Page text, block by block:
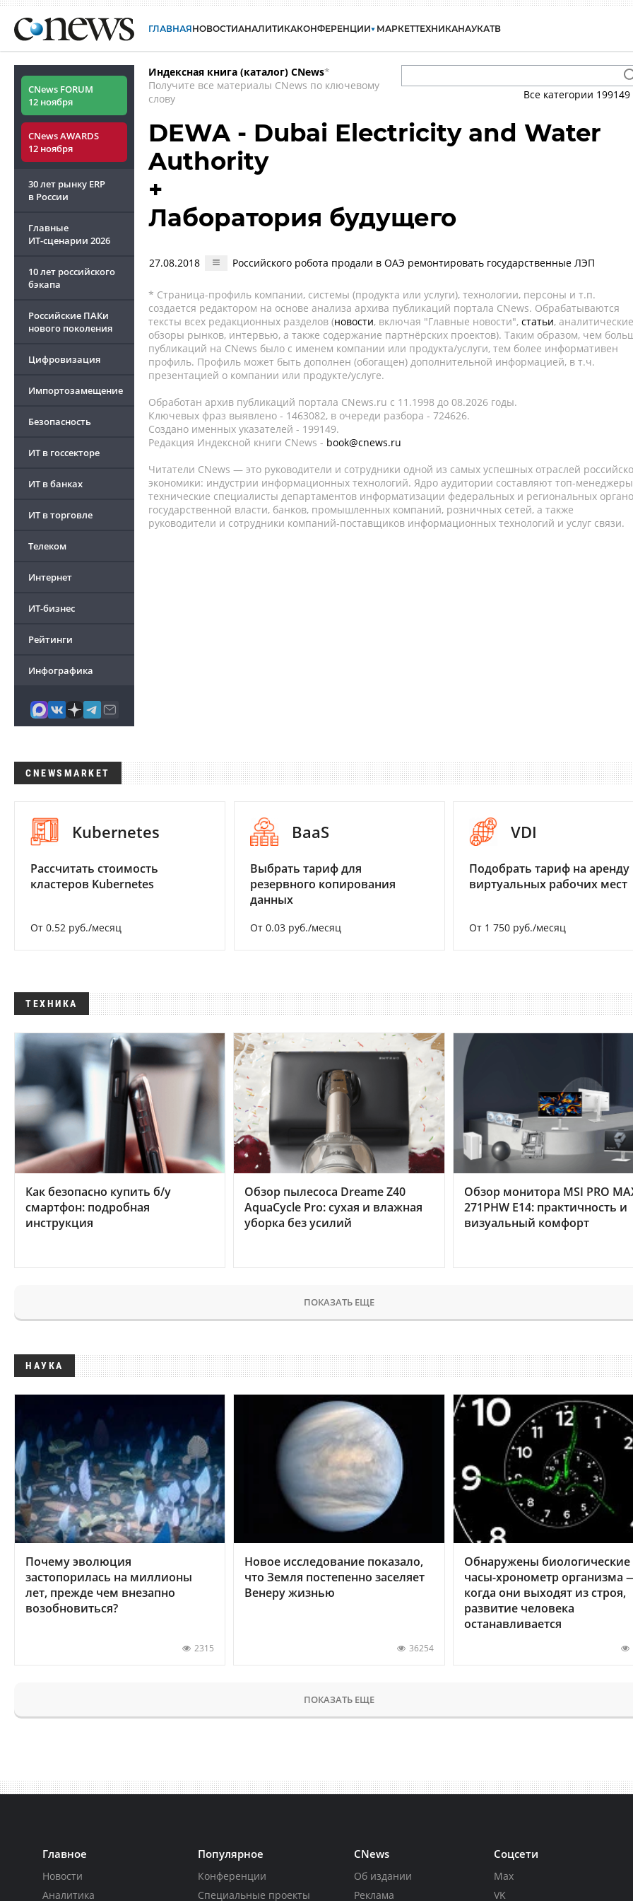
ГЛАВНАЯНОВОСТИАНАЛИТИКАКОНФЕРЕНЦИИ МАРКЕТТЕХНИКАНАУКАТВ
CNews FORUM
12 ноября
CNews AWARDS
12 ноября
30 лет рынку ERP
в России
Главные
ИТ-сценарии 2026
10 лет российского
бэкапа
Российские ПАКи
нового поколения
Цифровизация
Импортозамещение
Безопасность
ИТ в госсекторе
ИТ в банках
ИТ в торговле
Телеком
Интернет
ИТ-бизнес
Рейтинги
Инфографика
Индексная книга (каталог) CNews*
Получите все материалы CNews по ключевому
слову
Все категории 199149
DEWA - Dubai Electricity and Water
Authority
+
Лаборатория будущего
27.08.2018 Российского робота продали в ОАЭ ремонтировать государственные ЛЭП
* Страница-профиль компании, системы (продукта или услуги), технологии, персоны и т.п.
создается редактором на основе анализа архива публикаций портала CNews. Обрабатываются
тексты всех редакционных разделов (новости, включая "Главные новости", статьи, аналитические
обзоры рынков, интервью, а также содержание партнёрских проектов). Таким образом, чем
публикаций на CNews было с именем компании или продукта/услуги, тем более информативен
профиль. Профиль может быть дополнен (обогащен) дополнительной информацией, в т.ч.
презентацией о компании или продукте/услуге.
Обработан архив публикаций портала CNews.ru c 11.1998 до 08.2026 годы.
Ключевых фраз выявлено - 1463082, в очереди разбора - 724626.
Создано именных указателей - 199149.
Редакция Индексной книги CNews - book@cnews.ru
Читатели CNews — это руководители и сотрудники одной из самых успешных отраслей
экономики: индустрии информационных технологий. Ядро аудитории составляют топ-
технические специалисты департаментов информатизации федеральных и региональных
государственной власти, банков, промышленных компаний, розничных сетей, а также
руководители и сотрудники компаний-поставщиков информационных технологий и услуг связи.
CNEWSMARKET
Kubernetes
Рассчитать стоимость
кластеров Kubernetes
От 0.52 руб./месяц
BaaS
Выбрать тариф для
резервного копирования
данных
От 0.03 руб./месяц
VDI
Подобрать тариф на аренду
виртуальных рабочих мест
От 1 750 руб./месяц
ТЕХНИКА
Как безопасно купить б/у
смартфон: подробная
инструкция
Обзор пылесоса Dreame Z40
AquaCycle Pro: сухая и влажная
уборка без усилий
Обзор монитора MSI PRO
271PHW E14: практичность и
визуальный комфорт
ПОКАЗАТЬ ЕЩЕ
НАУКА
Почему эволюция
застопорилась на миллионы
лет, прежде чем внезапно
возобновиться?
2315
Новое исследование показало,
что Земля постепенно заселяет
Венеру жизнью
36254
Обнаружены биологические
часы-хронометр организма
когда они выходят из строя,
развитие человека
останавливается
ПОКАЗАТЬ ЕЩЕ
Главное
Новости
Аналитика
Популярное
Конференции
Специальные проекты
CNews
Об издании
Реклама
Соцсети
Max
VK